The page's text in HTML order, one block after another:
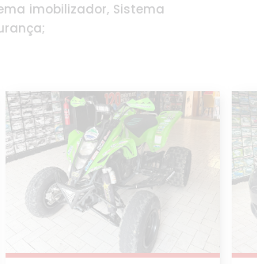
imobilizador, Sistema